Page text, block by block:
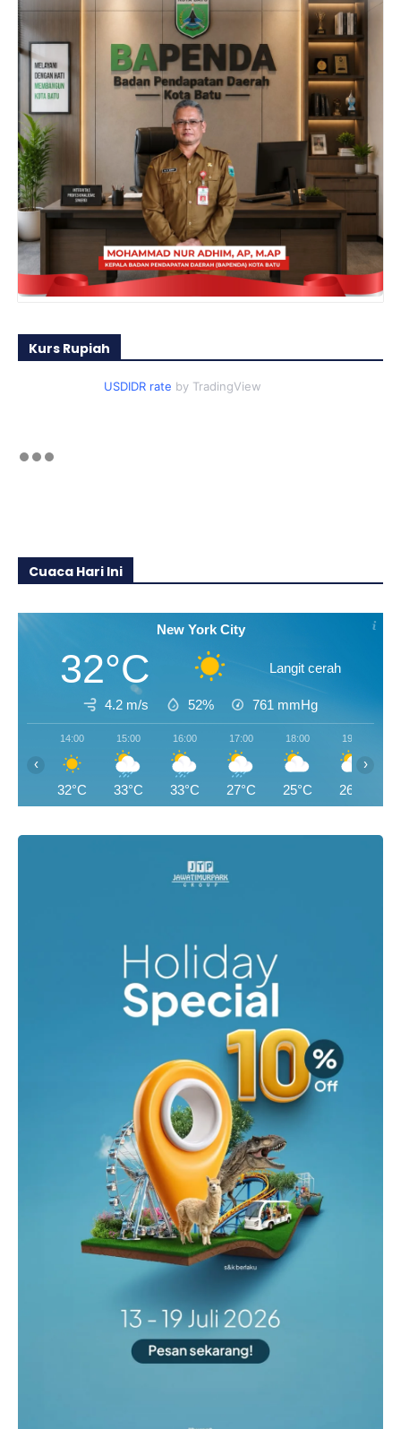
Kurs Rupiah
USDIDR rate by TradingView
Cuaca Hari Ini
New York City
32°C Langit cerah
4.2 m/s 52% 761 mmHg
14:00
32°C
15:00
33°C
16:00
33°C
17:00
27°C
18:00
25°C
19:00
26°C
‹ ›